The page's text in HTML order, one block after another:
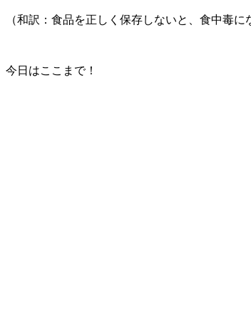
（和訳：食品を正しく保存しないと、食中毒
今日はここまで！